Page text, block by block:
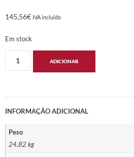
145,56€ IVA incluido
Em stock
ADICIONAR
INFORMAÇÃO ADICIONAL
Peso
24,82 kg